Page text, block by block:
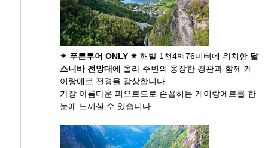
✴ 푸른투어 ONLY ✴ 해발 1천4백76미터에 위치한 달
스니바 전망대에 올라 주변의 웅장한 경관과 함께 게
이랑에르 전경을 감상합니다.
가장 아름다운 피요르드로 손꼽히는 게이랑에르를 한
눈에 느끼실 수 있습니다.